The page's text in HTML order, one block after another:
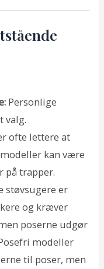
Personlige
valg.
ofte lettere at
kan være
på trapper.
støvsugere er
og kræver
poserne udgør
modeller
til poser, men